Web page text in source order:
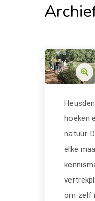
hoeken
natuur.
elke
om zelf